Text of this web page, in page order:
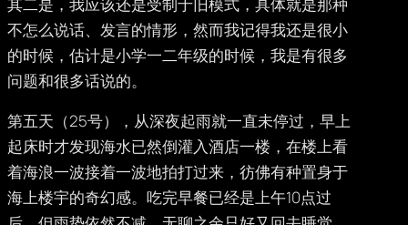
不怎么说话、发言的情形，然而我记得我还是很小
的时候，估计是小学一二年级的时候，我是有很多
问题和很多话说的。
第五天（25号），从深夜起雨就一直未停过，早上
起床时才发现海水已然倒灌入酒店一楼，在楼上看
着海浪一波接着一波地拍打过来，彷佛有种置身于
海上楼宇的奇幻感。吃完早餐已经是上午10点过